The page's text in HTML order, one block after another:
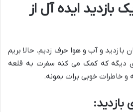
بازدید ایده آل از
بازدید و آب و هوا حرف زدیم. حالا بریم
دیگه که کمک می کنه سفرت به قلعه
خوبی برات بمونه.
بازدید: